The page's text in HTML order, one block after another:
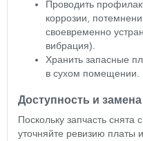
Проводить
коррозии,
своевременно
вибрация).
Хранить запасные
в сухом помещении.
Доступность и замена
Поскольку запчасть снята
уточняйте ревизию платы